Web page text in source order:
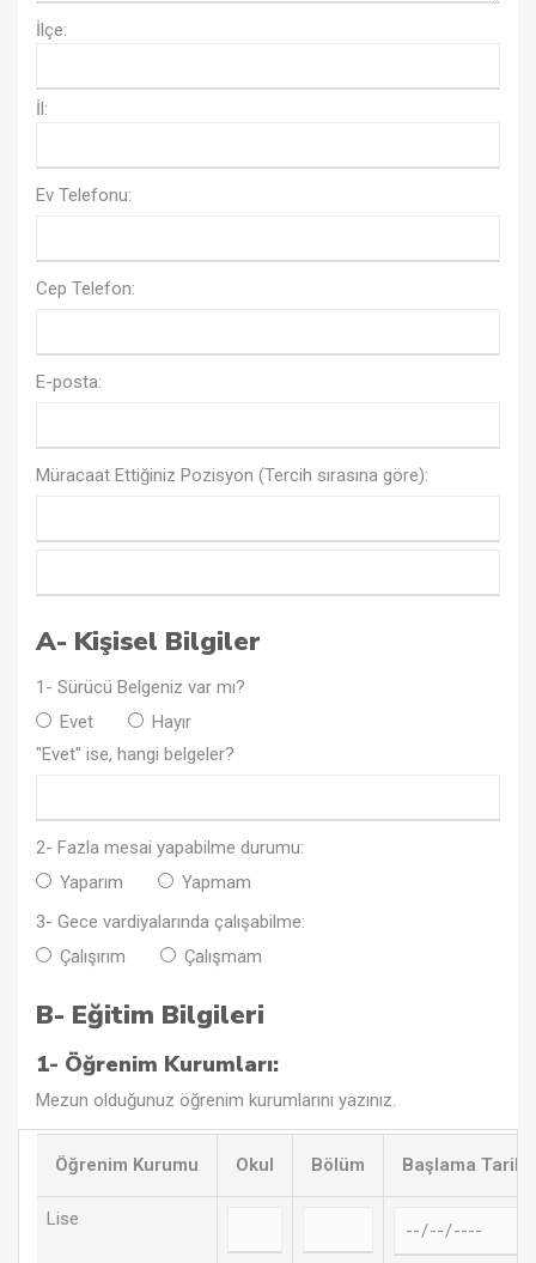
İlçe:
İl:
Ev Telefonu:
Cep Telefon:
E-posta:
Müracaat Ettiğiniz Pozisyon (Tercih sırasına göre):
A- Kişisel Bilgiler
1- Sürücü Belgeniz var mı?
Evet
Hayır
"Evet" ise, hangi belgeler?
2- Fazla mesai yapabilme durumu:
Yaparım
Yapmam
3- Gece vardiyalarında çalışabilme:
Çalışırım
Çalışmam
B- Eğitim Bilgileri
1- Öğrenim Kurumları:
Mezun olduğunuz öğrenim kurumlarını yazınız.
Öğrenim Kurumu Okul Bölüm Başlama Tarihi
Lise